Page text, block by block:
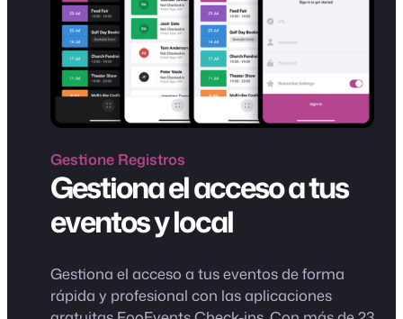
Gestione Registros
Gestiona el acceso a tus
eventos y local
Gestiona el acceso a tus eventos de forma
rápida y profesional con las aplicaciones